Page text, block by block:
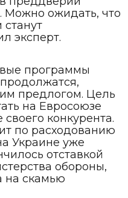
Можно ожидать, что
эксперт.
программы
предлогом. Цель
на Евросоюзе
конкурента.
по расходованию
Украине уже
отставкой
обороны,
на скамью